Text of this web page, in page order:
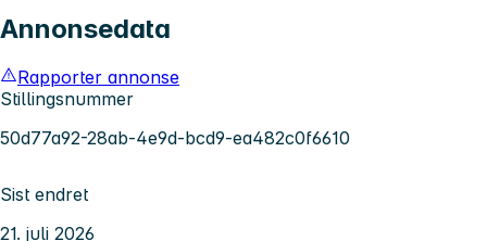
Annonsedata
Rapporter annonse
Stillingsnummer
50d77a92-28ab-4e9d-bcd9-ea482c0f6610
Sist endret
21. juli 2026